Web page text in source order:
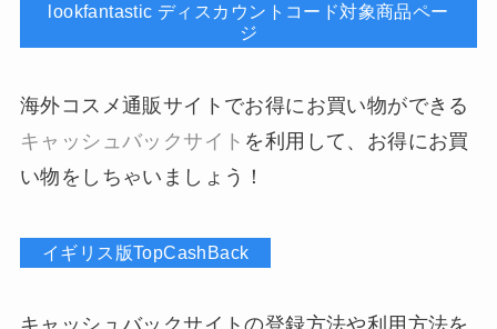
lookfantastic ディスカウントコード対象商品ペー
ジ
海外コスメ通販サイトでお得にお買い物ができる
キャッシュバックサイト を利用して、お得にお買
い物をしちゃいましょう！
イギリス版TopCashBack